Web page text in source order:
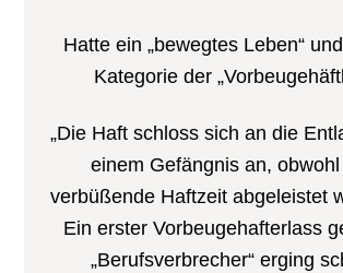
Hatte ein „bewegtes Leben“
Kategorie der
„Die Haft schloss sich an die
einem Gefängnis an,
verbüßende Haftzeit abgeleistet
Ein erster Vorbeugehafterlass
„Berufsverbrecher“ erging